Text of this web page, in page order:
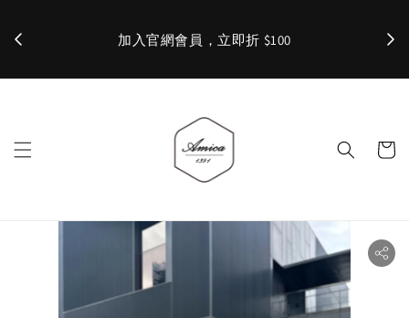
加入官網會員，立即折 $100 ✨